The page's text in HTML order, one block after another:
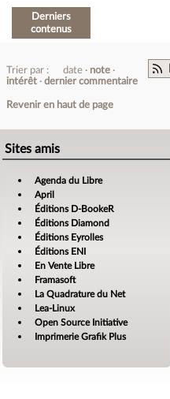
Derniers
contenus
Trier par : date
note
intérêt
dernier commentaire
Revenir en haut de page
Sites amis
Agenda du Libre
April
Éditions D-BookeR
Éditions Diamond
Éditions Eyrolles
Éditions ENI
En Vente Libre
Framasoft
La Quadrature du Net
Lea-Linux
Open Source Initiative
Imprimerie Grafik Plus